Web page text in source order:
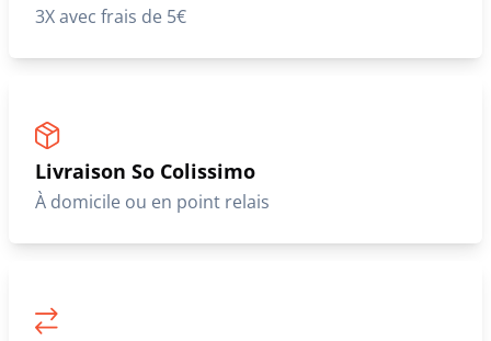
3X avec frais de 5€
Livraison So Colissimo
À domicile ou en point relais